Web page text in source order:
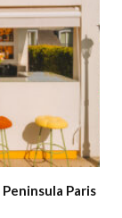
Paris